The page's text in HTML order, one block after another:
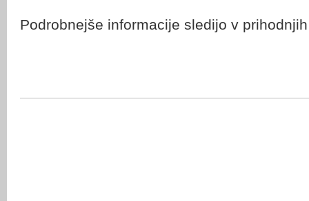
Podrobnejše informacije sledijo v